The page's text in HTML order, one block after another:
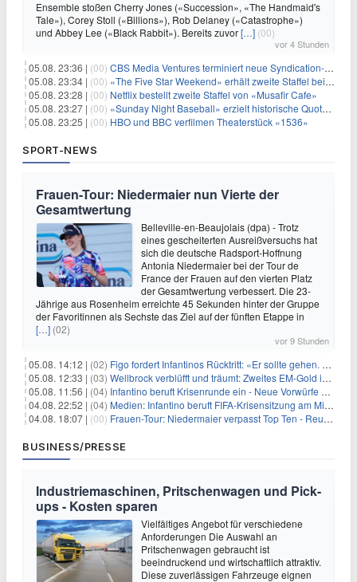
Ensemble stoßen Cherry Jones («Succession», «The Handmaid's
Tale»), Corey Stoll («Billions»), Rob Delaney («Catastrophe»)
und Abbey Lee («Black Rabbit»). Bereits zuvor[…] (00)
vor 4 Stunden
05.08. 23:36 | (00) CBS Media Ventures terminiert neue Syndication-Formate
05.08. 23:34 | (00) «The Five Star Weekend» erhält zweite Staffel bei Peacock
05.08. 23:28 | (00) Netflix bestellt zweite Staffel von «Musafir Cafe»
05.08. 23:27 | (00) «Sunday Night Baseball» erzielt historische Quotenserie für NBC
05.08. 23:25 | (00) HBO und BBC verfilmen Theaterstück «1536»
SPORT-NEWS
Frauen-Tour: Niedermaier nun Vierte der
Gesamtwertung
Belleville-en-Beaujolais (dpa) - Trotz
eines gescheiterten Ausreißversuchs hat
sich die deutsche Radsport-Hoffnung
Antonia Niedermaier bei der Tour de
France der Frauen auf den vierten Platz
der Gesamtwertung verbessert. Die 23-
Jährige aus Rosenheim erreichte 45 Sekunden hinter der Gruppe
der Favoritinnen als Sechste das Ziel auf der fünften Etappe in
[…] (02)
vor 9 Stunden
05.08. 14:12 | (02) Figo fordert Infantinos Rücktritt: «Er sollte gehen. Jetzt»
05.08. 12:33 | (03) Wellbrock verblüfft und träumt: Zweites EM-Gold in Paris
05.08. 11:56 | (04) Infantino beruft Krisenrunde ein - Neue Vorwürfe gegen FIFA
04.08. 22:52 | (04) Medien: Infantino beruft FIFA-Krisensitzung am Mittwoch ein
04.08. 18:07 | (00) Frauen-Tour: Niedermaier verpasst Top Ten - Reusser siegt
BUSINESS/PRESSE
Industriemaschinen, Pritschenwagen und Pick-
ups - Kosten sparen
Vielfältiges Angebot für verschiedene
Anforderungen Die Auswahl an
Pritschenwagen gebraucht ist
beeindruckend und wirtschaftlich attraktiv.
Diese zuverlässigen Fahrzeuge eignen